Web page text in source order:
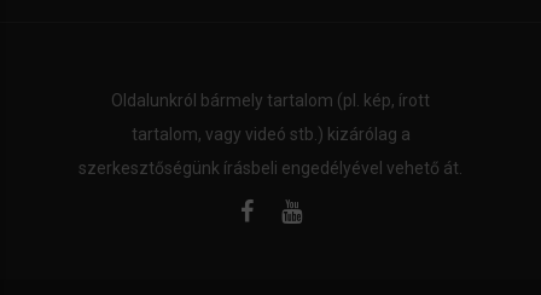
Oldalunkról bármely tartalom (pl. kép, írott
tartalom, vagy videó stb.) kizárólag a
szerkesztőségünk írásbeli engedélyével vehető át.